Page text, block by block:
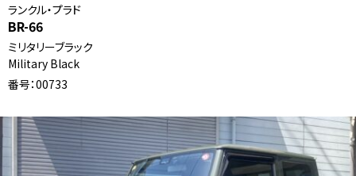
ランクル・プラド
BR-66
ミリタリーブラック
Military Black
番号：00733